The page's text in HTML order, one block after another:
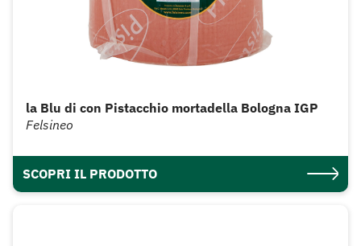
la Blu di con Pistacchio mortadella Bologna IGP
Felsineo
SCOPRI IL PRODOTTO